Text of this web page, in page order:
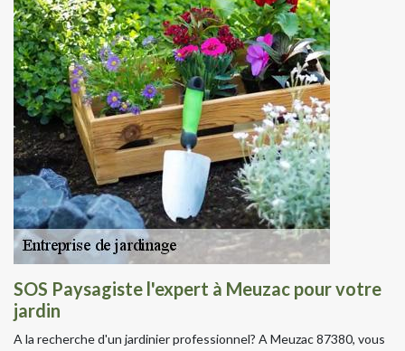
SOS Paysagiste l'expert à Meuzac pour votre
jardin
A la recherche d'un jardinier professionnel? A Meuzac 87380, vous